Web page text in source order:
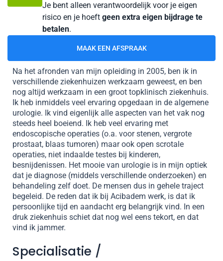
Je bent alleen verantwoordelijk voor je eigen
risico en je hoeft geen extra eigen bijdrage te
betalen.
MAAK EEN AFSPRAAK
Na het afronden van mijn opleiding in 2005, ben ik in
verschillende ziekenhuizen werkzaam geweest, en ben
nog altijd werkzaam in een groot topklinisch ziekenhuis.
Ik heb inmiddels veel ervaring opgedaan in de algemene
urologie. Ik vind eigenlijk alle aspecten van het vak nog
steeds heel boeiend. Ik heb veel ervaring met
endoscopische operaties (o.a. voor stenen, vergrote
prostaat, blaas tumoren) maar ook open scrotale
operaties, niet indaalde testes bij kinderen,
besnijdenissen. Het mooie van urologie is in mijn optiek
dat je diagnose (middels verschillende onderzoeken) en
behandeling zelf doet. De mensen dus in gehele traject
begeleid. De reden dat ik bij Acibadem werk, is dat ik
persoonlijke tijd en aandacht erg belangrijk vind. In een
druk ziekenhuis schiet dat nog wel eens tekort, en dat
vind ik jammer.
Specialisatie /